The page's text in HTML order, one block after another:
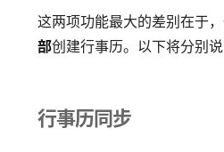
这两项功能最大的差别在于
部创建行事历。以下将分别
行事历同步